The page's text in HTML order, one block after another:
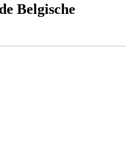
Belgische